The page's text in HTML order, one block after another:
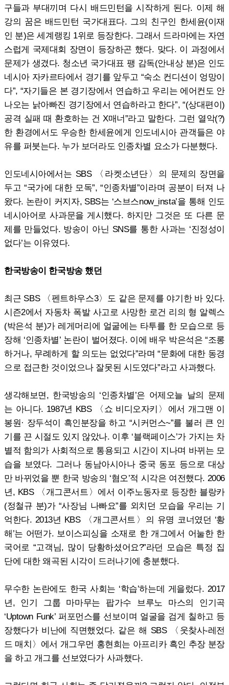
구들과 부대끼며 다시 배드민턴을 시작하게 된다. 이제 해
강의 꿈은 배드민턴 국가대표다. 그의 친구인 한세윤(이재
인 분)은 세계랭킹 1위로 등장한다. 그래서 드라마에는 자연
스럽게 국제대회 장면이 등장하곤 했다. 맞다. 이 과정에서
문제가 생겼다. 청소년 국가대표 팽 감독(안내상 분)은 인도
네시아 자카르타에서 경기를 앞두고 “숙소 컨디션이 엉망이
다”, “자기들은 본 경기장에서 연습하고 우리는 에어컨도 안
나오는 낡아빠진 경기장에서 연습하라고 한다”, “(상대편이)
공격 실패 때 환호하는 건 X매너”라고 말한다. 그런 열악(?)
한 환경에서도 우승한 한세윤에게 인도네시아 관객들은 야
유를 퍼붓는다. 누가 보더라도 인종차별 요소가 다분했다.
인도네시아에서는 SBS 〈라켓소년단〉의 문제의 장면을
두고 “국가에 대한 모독”, “인종차별”이라며 공분이 터져 나
왔다. 논란이 커지자, SBS는 ‘스브스now_insta’을 통해 인도
네시아어로 사과문을 게시했다. 하지만 그것은 또 다른 문
제를 만들었다. 방송이 아닌 SNS를 통한 사과는 ‘진정성이
없다’는 이유였다.
한국방송이 한국방송 했던
최근 SBS 〈펜트하우스3〉도 같은 문제를 야기한 바 있다.
시즌2에서 자동차 폭발 사고로 사망한 로건 리의 형 알렉스
(박은석 분)가 레게머리에 얼굴에는 타투를 한 모습으로 등
장해 ‘인종차별’ 논란이 벌어졌다. 이에 배우 박은석은 “조롱
하거나, 무례하게 할 의도는 없었다”라며 “문화에 대한 동경
으로 접근한 것이었으나 잘못된 시도였다”라고 사과했다.
생각해보면, 한국방송의 ‘인종차별’은 어제오늘 날의 문제
는 아니다. 1987년 KBS 〈쇼 비디오자키〉에서 개그맨 이
봉원· 장두석이 흑인분장을 하고 “시커먼스~”를 불러 큰 인
기를 끈 시절도 있지 않았나. 이후 ‘블랙페이스’가 가지는 차
별적 함의가 사회적으로 통용되고 시간이 지나며 바뀌는 모
습을 보였다. 그러나 동남아시아나 중국 동포 등으로 대상
만 바뀌었을 뿐 한국 방송의 ‘혐오’적 시각은 여전했다. 2006
년, KBS 〈개그콘서트〉에서 이주노동자로 등장한 블랑카
(정철규 분)가 “사장님 나빠요”를 외치던 모습을 우리는 기
억한다. 2013년 KBS 〈개그콘서트〉의 유명 코너였던 ‘황
해’는 어떤가. 보이스피싱을 소재로 한 개그에서 어눌한 한
국어로 “고객님, 많이 당황하셨어요?”라던 모습은 특정 집
단에 대한 왜곡된 시각이 드러나기에 충분했다.
무수한 논란에도 한국 사회는 ‘학습’하는데 게을렀다. 2017
년, 인기 그룹 마마무는 팝가수 브루노 마스의 인기곡
‘Uptown Funk’ 퍼포먼스를 선보이며 얼굴을 검게 칠하고 등
장했다가 비난에 직면했었다. 같은 해 SBS 〈웃찾사-레전
드 매치〉에서 개그우먼 홍현희는 아프리카 흑인 추장 분장
을 하고 개그를 선보였다가 사과했다.